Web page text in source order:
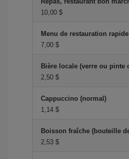
10,00 $
Menu de restauration rapide
7,00 $
Bière locale (verre ou pinte
2,50 $
Cappuccino (normal)
1,14 $
Boisson fraîche (bouteille
2,53 $